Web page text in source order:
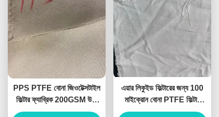
PPS PTFE বোনা জিওটেক্সটাইল
ফিল্টার ফ্যাব্রিক 200GSM উচ্চ
তাপমাত্রা
এয়ার লিকুইড ফিল্টারের জন্য 100
মাইক্রোন বোনা PTFE ফিল্টার
কাপড় কাস্টমাইজেশন